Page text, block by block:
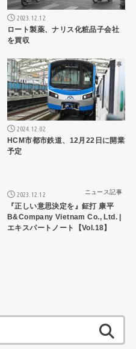
2023.12.12
ロート製薬、ナリス化粧品子会社
を買収
ニュース記事
2024.12.02
HCM市都市鉄道、12月22日に開業
予定
ニュース記事
2023.12.12
『正しい意思決定を』鉦打 康平
B&Company Vietnam Co., Ltd. |
エキスパートノート【Vol.18】
索: